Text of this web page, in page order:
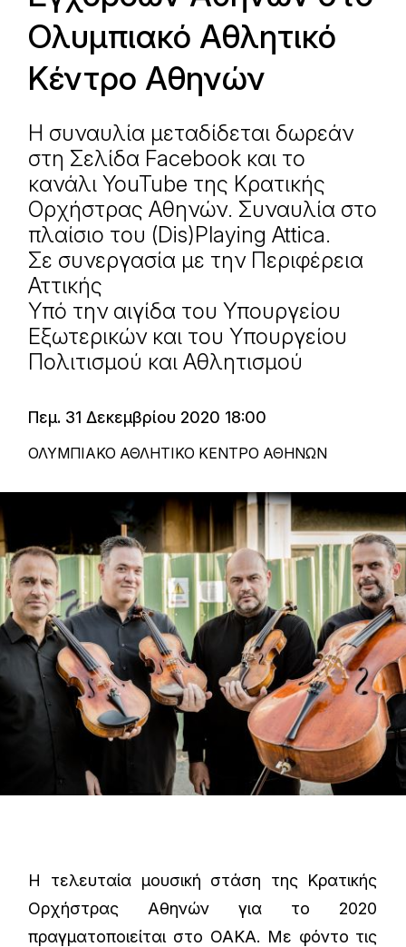
Ολυμπιακό Αθλητικό
Κέντρο Αθηνών
Η συναυλία μεταδίδεται δωρεάν
στη Σελίδα Facebook και το
κανάλι YouTube της Κρατικής
Ορχήστρας Αθηνών. Συναυλία στο
πλαίσιο του (Dis)Playing Attica.
Σε συνεργασία με την Περιφέρεια
Αττικής
Υπό την αιγίδα του Υπουργείου
Εξωτερικών και του Υπουργείου
Πολιτισμού και Αθλητισμού
Πεμ. 31 Δεκεμβρίου 2020 18:00
ΟΛΥΜΠΙΑΚΟ ΑΘΛΗΤΙΚΟ ΚΕΝΤΡΟ ΑΘΗΝΩΝ
Η τελευταία μουσική στάση της Κρατικής
Ορχήστρας Αθηνών για το 2020
πραγματοποιείται στο ΟΑΚΑ. Με φόντο τις